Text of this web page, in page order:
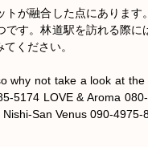
が融合した点にあります
す。林道駅を訪れる際に
ください。
why not take a look at
5174 LOVE & Aroma
San Venus 090-4975-